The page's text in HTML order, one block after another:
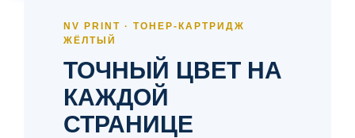
NV PRINT · ТОНЕР-КАРТРИДЖ
ЖЁЛТЫЙ
ТОЧНЫЙ ЦВЕТ НА
КАЖДОЙ
СТРАНИЦЕ